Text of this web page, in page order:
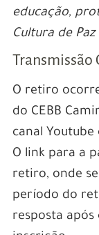
educação,
Cultura de Paz
Transmissão
O retiro
do CEBB
canal Youtube
O link para a
retiro, onde
período do
resposta